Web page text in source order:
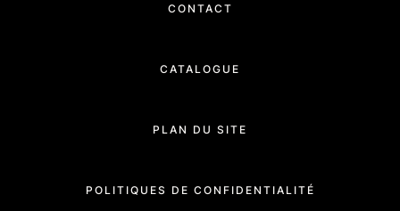
CONTACT
CATALOGUE
PLAN DU SITE
POLITIQUES DE CONFIDENTIALITÉ